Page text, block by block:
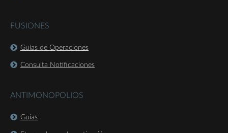
FUSIONES
Guías de Operaciones
Consulta Notificaciones
ANTIMONOPOLIOS
Guías